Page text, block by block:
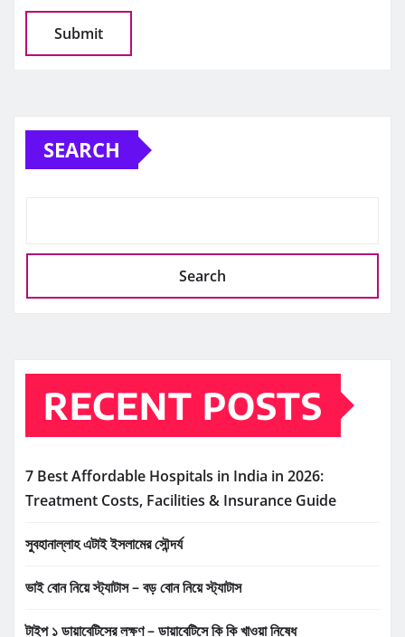
SEARCH
Search
RECENT POSTS
7 Best Affordable Hospitals in India in 2026:
Treatment Costs, Facilities & Insurance Guide
সুবহানাল্লাহ এটাই ইসলামের সৌন্দর্য
ভাই বোন নিয়ে স্ট্যাটাস – বড় বোন নিয়ে স্ট্যাটাস
টাইপ ১ ডায়াবেটিসের লক্ষণ – ডায়াবেটিসে কি কি খাওয়া নিষেধ